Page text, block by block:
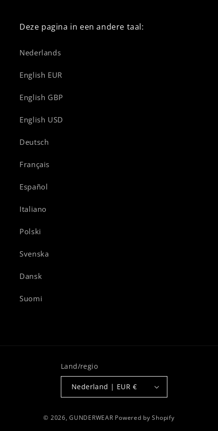
Deze pagina in een andere taal:
Nederlands
English EUR
English GBP
English USD
Deutsch
Français
Español
Italiano
Polski
Svenska
Dansk
Suomi
Land/regio
Nederland | EUR €
© 2026,GUNDERWEAR Powered by Shopify